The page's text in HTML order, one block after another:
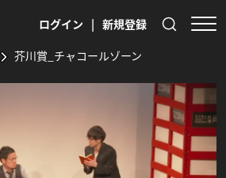
ログイン | 新規登録
芥川賞_チャコールゾーン